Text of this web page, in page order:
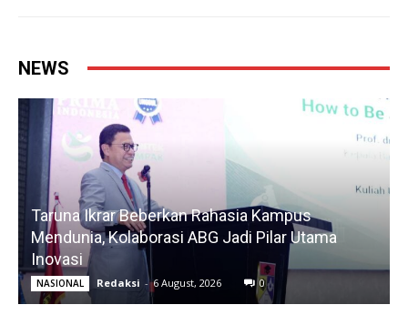
NEWS
Taruna Ikrar Beberkan Rahasia Kampus
Mendunia, Kolaborasi ABG Jadi Pilar Utama
Inovasi
NASIONAL Redaksi - 6 August, 2026 0